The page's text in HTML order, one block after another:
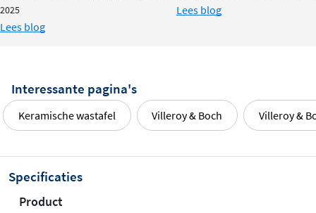
2025
Lees blog
Lees blog
Interessante pagina's
Keramische wastafel Villeroy & Boch Villeroy &
Specificaties
Product